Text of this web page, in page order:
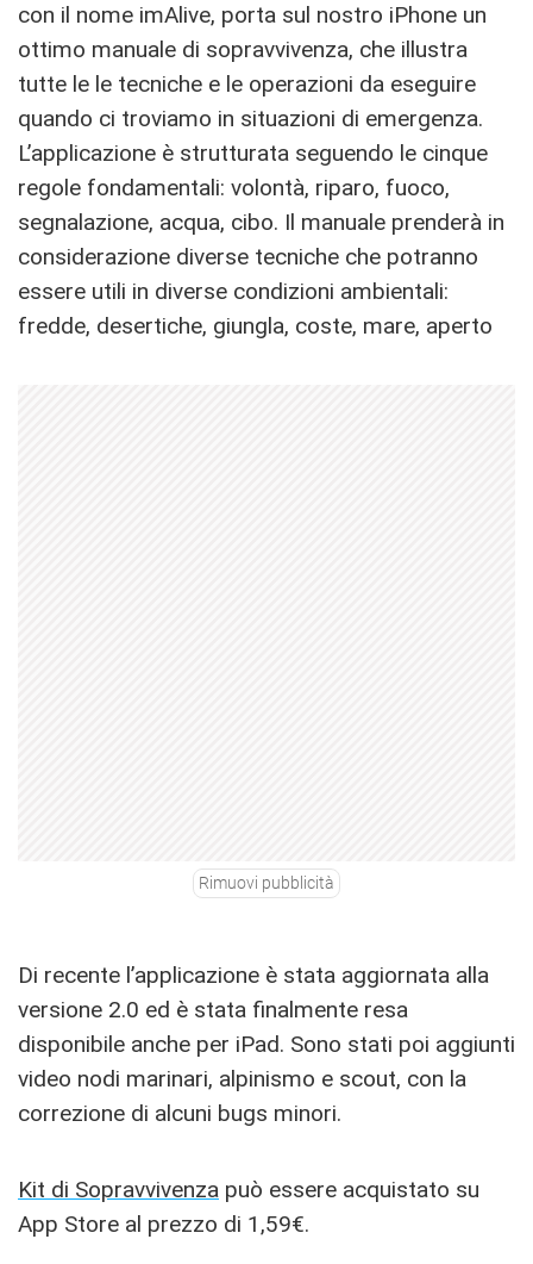
con il nome imAlive, porta sul nostro iPhone un
ottimo manuale di sopravvivenza, che illustra
tutte le le tecniche e le operazioni da eseguire
quando ci troviamo in situazioni di emergenza.
L’applicazione è strutturata seguendo le cinque
regole fondamentali: volontà, riparo, fuoco,
segnalazione, acqua, cibo. Il manuale prenderà in
considerazione diverse tecniche che potranno
essere utili in diverse condizioni ambientali:
fredde, desertiche, giungla, coste, mare, aperto
Rimuovi pubblicità
Di recente l’applicazione è stata aggiornata alla
versione 2.0 ed è stata finalmente resa
disponibile anche per iPad. Sono stati poi aggiunti
video nodi marinari, alpinismo e scout, con la
correzione di alcuni bugs minori.
Kit di Sopravvivenza può essere acquistato su
App Store al prezzo di 1,59€.